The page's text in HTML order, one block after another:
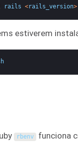
rails <rails_version>
estiverem
rbenv funciona